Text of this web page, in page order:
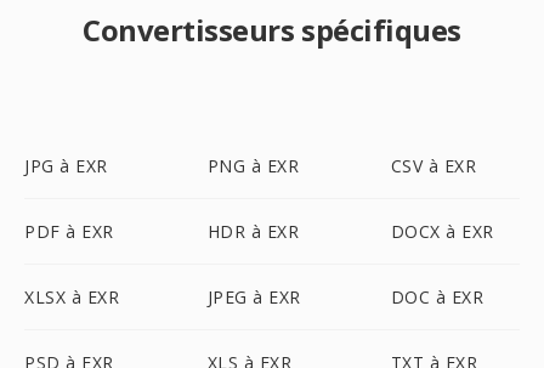
Convertisseurs spécifiques
JPG à EXR PNG à EXR CSV à EXR
PDF à EXR HDR à EXR DOCX à EXR
XLSX à EXR JPEG à EXR DOC à EXR
PSD à EXR XLS à EXR TXT à EXR